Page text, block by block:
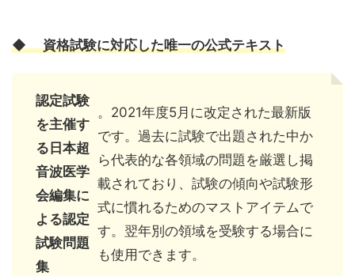
◆ 資格試験に対応した唯一の公式テキスト
認定試験
を主催す
る日本超
音波医学
会編集に
よる認定
試験問題
集
。2021年度5月に改定された最新版
です。過去に試験で出題された中か
ら代表的な各領域の問題を厳選し掲
載されており、試験の傾向や試験形
式に慣れるためのマストアイテムで
す。翌年別の領域を受験する場合に
も使用できます。